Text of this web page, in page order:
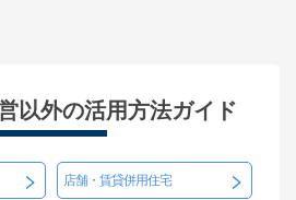
以外の活用方法ガイド
店舗・賃貸併用住宅